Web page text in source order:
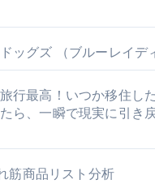
ッグズ （ブルーレイデ
旅行最高！いつか移住し
ら、一瞬で現実に引き
筋商品リスト分析